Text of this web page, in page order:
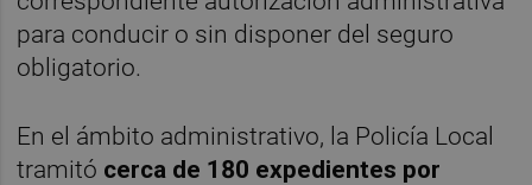
para conducir o sin disponer del seguro
obligatorio.
En el ámbito administrativo, la Policía Local
tramitó cerca de 180 expedientes por